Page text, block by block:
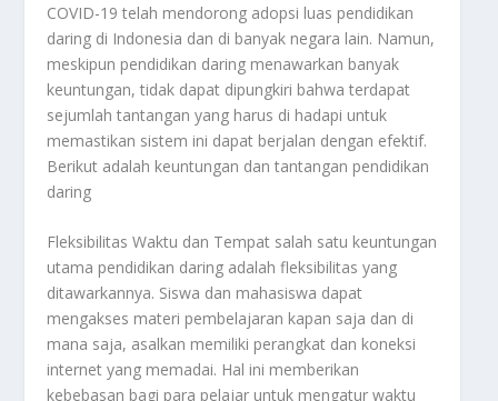
COVID-19 telah mendorong adopsi luas pendidikan
daring di Indonesia dan di banyak negara lain. Namun,
meskipun pendidikan daring menawarkan banyak
keuntungan, tidak dapat dipungkiri bahwa terdapat
sejumlah tantangan yang harus di hadapi untuk
memastikan sistem ini dapat berjalan dengan efektif.
Berikut adalah keuntungan dan tantangan pendidikan
daring
Fleksibilitas Waktu dan Tempat salah satu keuntungan
utama pendidikan daring adalah fleksibilitas yang
ditawarkannya. Siswa dan mahasiswa dapat
mengakses materi pembelajaran kapan saja dan di
mana saja, asalkan memiliki perangkat dan koneksi
internet yang memadai. Hal ini memberikan
kebebasan bagi para pelajar untuk mengatur waktu